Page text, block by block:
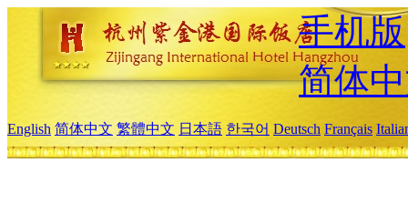
手机版
简体
English 简体中文 繁體中文 日本語 한국어 Deutsch Français